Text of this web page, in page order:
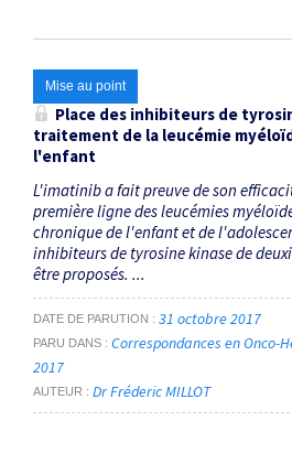
Mise au point
Place des inhibiteurs de
traitement de la leucémie
l'enfant
L'imatinib a fait preuve de son
première ligne des leucémies
chronique de l'enfant et de
inhibiteurs de tyrosine kinase de
être proposés. ...
DATE DE PARUTION 31 octobre 2017
PARU DANS
Correspondances en Onco-
2017
AUTEUR Dr Fréderic MILLOT